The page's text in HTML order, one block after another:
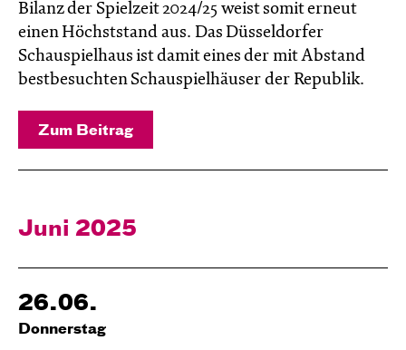
Bilanz der Spielzeit 2024/25 weist somit erneut
einen Höchststand aus. Das Düsseldorfer
Schauspielhaus ist damit eines der mit Abstand
bestbesuchten Schauspielhäuser der Republik.
Zum Beitrag
Juni 2025
26.06.
Donnerstag